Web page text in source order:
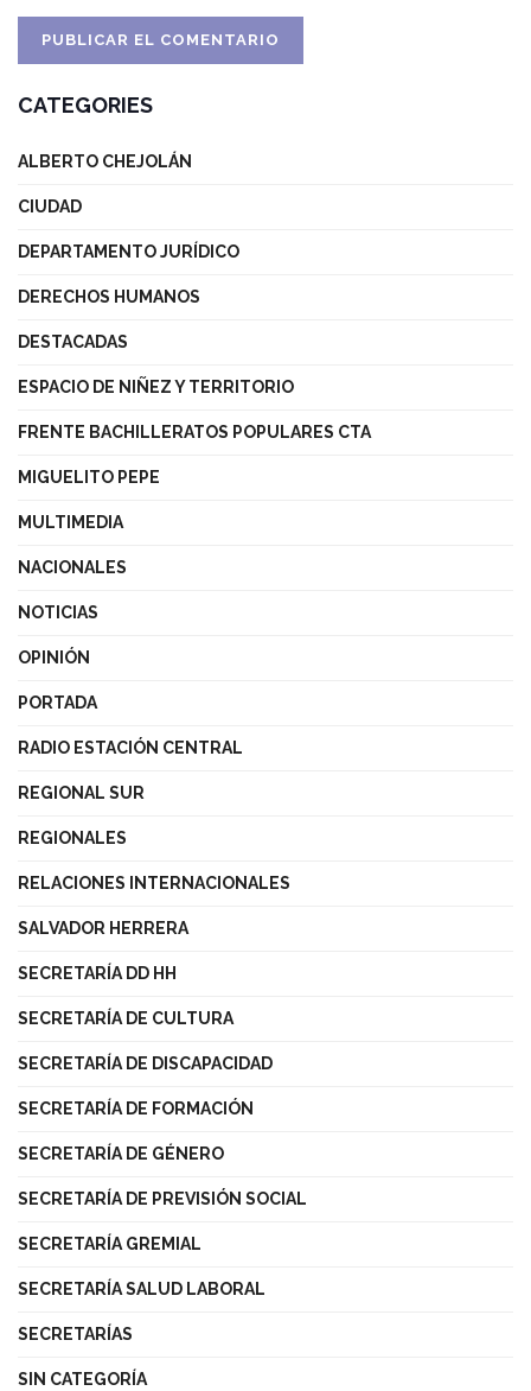
CATEGORIES
ALBERTO CHEJOLÁN
CIUDAD
DEPARTAMENTO JURÍDICO
DERECHOS HUMANOS
DESTACADAS
ESPACIO DE NIÑEZ Y TERRITORIO
FRENTE BACHILLERATOS POPULARES CTA
MIGUELITO PEPE
MULTIMEDIA
NACIONALES
NOTICIAS
OPINIÓN
PORTADA
RADIO ESTACIÓN CENTRAL
REGIONAL SUR
REGIONALES
RELACIONES INTERNACIONALES
SALVADOR HERRERA
SECRETARÍA DD HH
SECRETARÍA DE CULTURA
SECRETARÍA DE DISCAPACIDAD
SECRETARÍA DE FORMACIÓN
SECRETARÍA DE GÉNERO
SECRETARÍA DE PREVISIÓN SOCIAL
SECRETARÍA GREMIAL
SECRETARÍA SALUD LABORAL
SECRETARÍAS
SIN CATEGORÍA